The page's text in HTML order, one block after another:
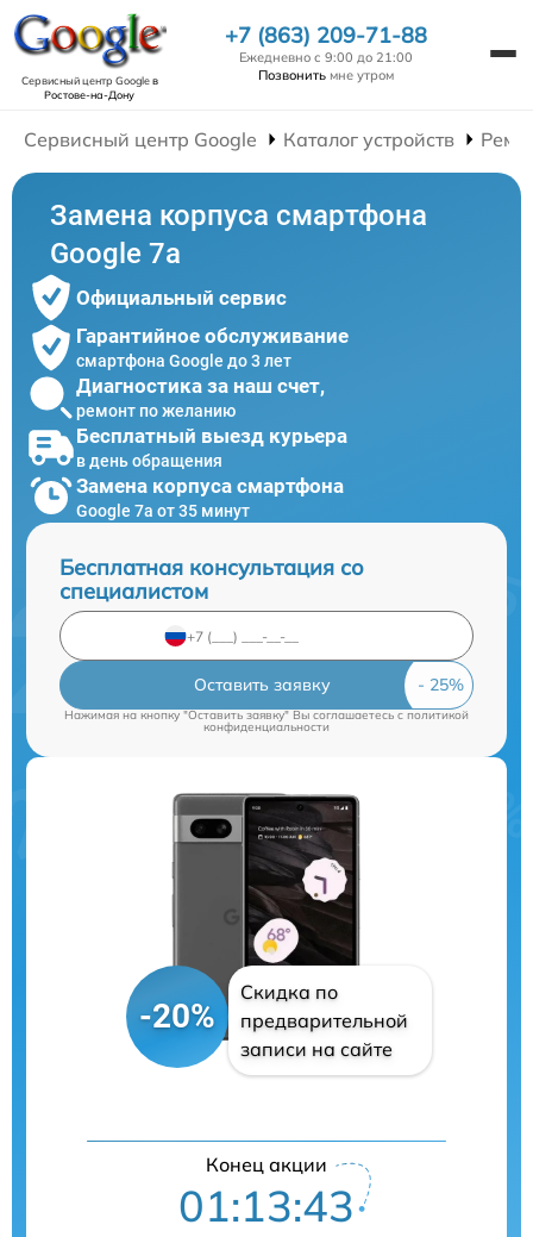
Сервисный центр Googleв
Ростове-на-Дону
+7 (863) 209-71-88
Ежедневно с 9:00 до 21:00
Позвонить мне утром
Сервисный центр Google Каталог устройств
Замена корпуса смартфона
Google 7a
Официальный сервис
Гарантийное обслуживание
смартфона Google до 3 лет
Диагностика за наш счет,
ремонт по желанию
Бесплатный выезд курьера
в день обращения
Замена корпуса смартфона
Google 7a от 35 минут
Бесплатная консультация со
специалистом
Оставить заявку
Нажимая на кнопку "Оставить заявку" Вы соглашаетесь c политикой
конфиденциальности
-20%
Скидка по
предварительной
записи на сайте
Конец акции
01:13:41